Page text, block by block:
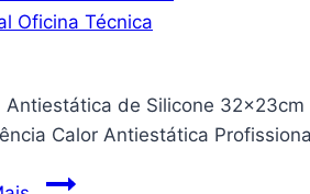
LED
câmera,
painel
Antiestática de Silicone 32x23cm
Calor Antiestática
Manta